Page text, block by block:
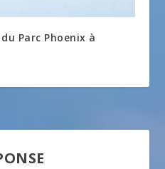
Parc Phoenix à